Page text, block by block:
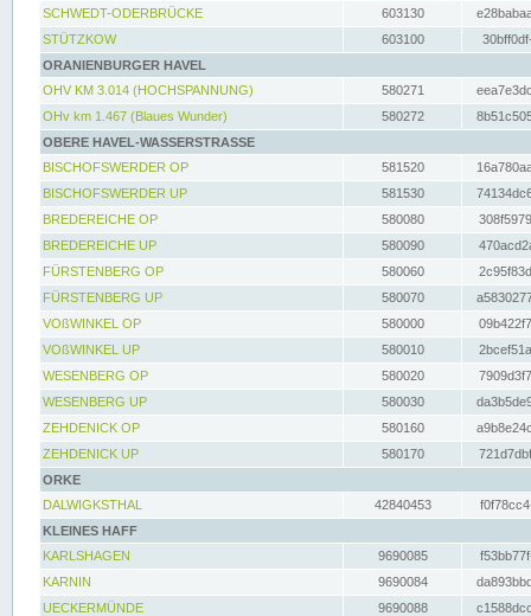
SCHWEDT-ODERBRÜCKE
603130
STÜTZKOW
603100
ORANIENBURGER HAVEL
OHV KM 3.014 (HOCHSPANNUNG)
580271
OHv km 1.467 (Blaues Wunder)
580272
OBERE HAVEL-WASSERSTRASSE
BISCHOFSWERDER OP
581520
BISCHOFSWERDER UP
581530
BREDEREICHE OP
580080
BREDEREICHE UP
580090
FÜRSTENBERG OP
580060
FÜRSTENBERG UP
580070
VOßWINKEL OP
580000
VOßWINKEL UP
580010
WESENBERG OP
580020
WESENBERG UP
580030
ZEHDENICK OP
580160
ZEHDENICK UP
580170
ORKE
DALWIGKSTHAL
42840453
KLEINES HAFF
KARLSHAGEN
9690085
KARNIN
9690084
UECKERMÜNDE
9690088